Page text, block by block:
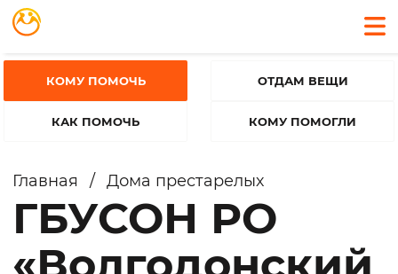
КОМУ ПОМОЧЬ
КАК ПОМОЧЬ
ОТДАМ ВЕЩИ
КОМУ ПОМОГЛИ
Главная / Дома престарелых
ГБУСОН РО